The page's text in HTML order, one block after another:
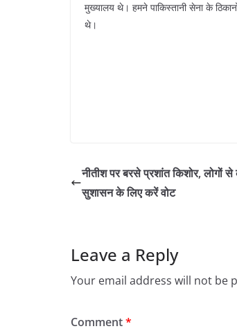
मुख्यालय थे। हमने पाकिस्तानी सेना के
थे।
नीतीश पर बरसे प्रशांत किशोर, लोगों से
सुशासन के लिए करें वोट
Leave a Reply
Your email address will not be
Comment*